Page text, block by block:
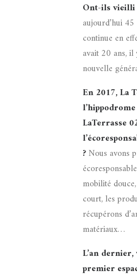
Ont-ils vieilli
aujourd’hui
continue en
avait 20 ans, il
nouvelle
En 2017, La
LaTerrasse
?Nous avons
mobilité
court, les
récupérons
matériaux…
L’an dernier,
premier